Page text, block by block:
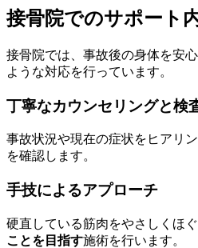
接骨院でのサポート
接骨院では、事故後の身体を安
ような対応を行っています。
丁寧なカウンセリングと検
事故状況や現在の症状をヒアリ
を確認します。
手技によるアプローチ
硬直している筋肉をやさしくほぐ
ことを目指す施術を行います。